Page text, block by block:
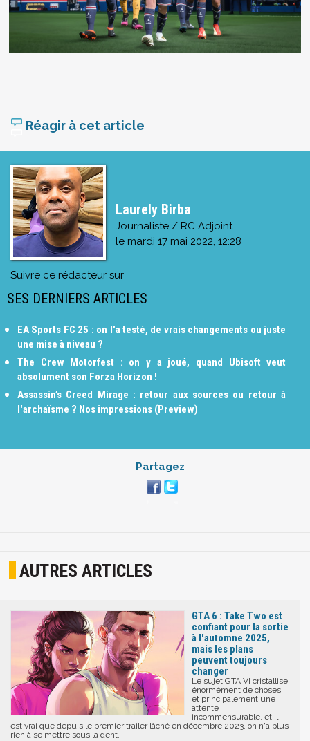
Réagir à cet article
Laurely Birba
Journaliste / RC Adjoint
le mardi 17 mai 2022, 12:28
Suivre ce rédacteur sur
SES DERNIERS ARTICLES
EA Sports FC 25 : on l'a testé, de vrais changements ou juste
une mise à niveau ?
The Crew Motorfest : on y a joué, quand Ubisoft veut
absolument son Forza Horizon !
Assassin’s Creed Mirage : retour aux sources ou retour à
l'archaïsme ? Nos impressions (Preview)
Partagez
AUTRES ARTICLES
GTA 6 : Take Two est
confiant pour la sortie
à l'automne 2025,
mais les plans
peuvent toujours
changer
Le sujet GTA VI cristallise
énormément de choses,
et principalement une
attente
incommensurable, et il
est vrai que depuis le premier trailer lâché en décembre 2023, on n'a plus
rien à se mettre sous la dent.